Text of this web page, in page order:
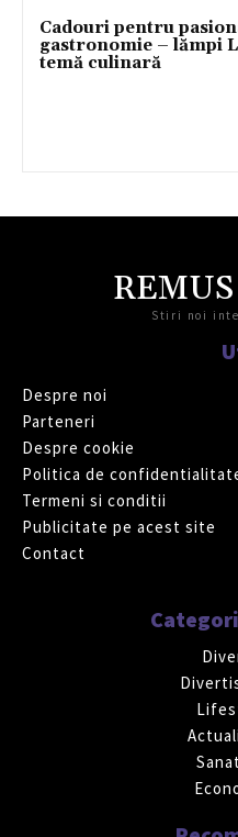
Cadouri pentru
gastronomie – lămpi
temă culinară
Stiri noi
Despre noi
Parteneri
Despre cookie
Politica de
Termeni si conditii
Publicitate pe acest site
Contact